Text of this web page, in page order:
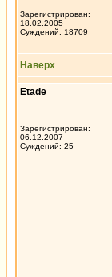
Зарегистрирован:
18.02.2005
Суждений: 18709
Наверх
Etade
Зарегистрирован:
06.12.2007
Суждений: 25